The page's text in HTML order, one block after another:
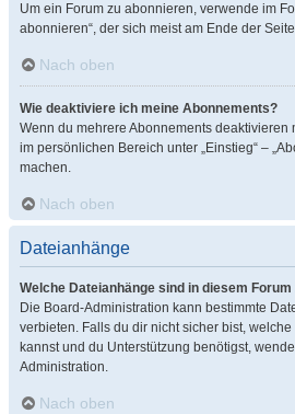
Um ein Forum zu abonnieren, verwende im
abonnieren“, der sich meist am Ende der
Nach oben
Wie deaktiviere ich meine Abonnements?
Wenn du mehrere Abonnements deaktivieren
im persönlichen Bereich unter „Einstieg“ –
machen.
Nach oben
Dateianhänge
Welche Dateianhänge sind in diesem
Die Board-Administration kann bestimmte
verbieten. Falls du dir nicht sicher bist,
kannst und du Unterstützung benötigst,
Administration.
Nach oben